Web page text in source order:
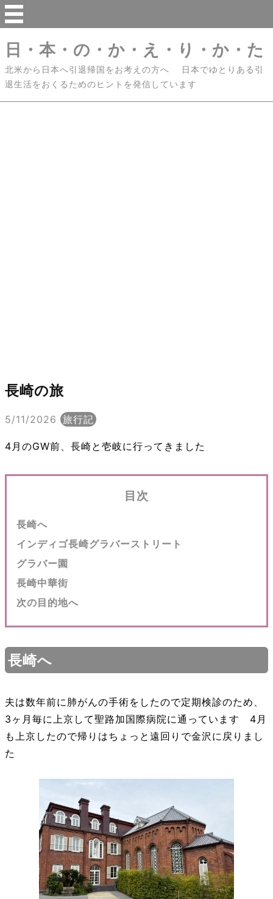
日・本・の・か・え・り・か・た
北米から日本へ引退帰国をお考えの方へ 日本でゆとりある引
退生活をおくるためのヒントを発信しています
長崎の旅
5/11/2026 旅行記
4月のGW前、長崎と壱岐に行ってきました
目次
長崎へ
インディゴ長崎グラバーストリート
グラバー園
長崎中華街
次の目的地へ
長崎へ
夫は数年前に肺がんの手術をしたので定期検診のため、
3ヶ月毎に上京して聖路加国際病院に通っています 4月
も上京したので帰りはちょっと遠回りで金沢に戻りまし
た